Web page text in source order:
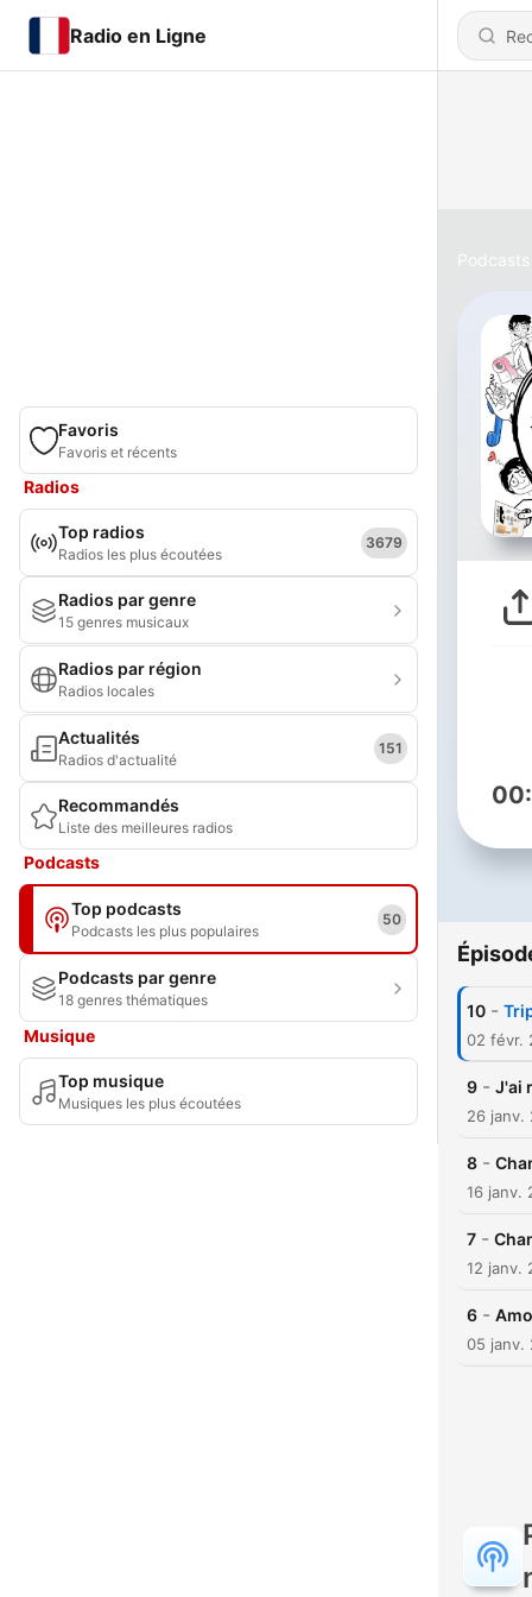
Radio en Ligne
Favoris
Favoris et récents
Radios
Top radios
Radios les plus écoutées
3679
Radios par genre
15 genres musicaux
Radios par région
Radios locales
Actualités
Radios d'actualité
151
Recommandés
Liste des meilleures radios
Podcasts
Top podcasts
Podcasts les plus populaires
50
Podcasts par genre
18 genres thématiques
Musique
Top musique
Musiques les plus écoutées
Podcasts
10 -
02 févr.
9 - J'ai
26 janv.
8 -
16 janv.
7 -
12 janv.
6 -
05 janv.